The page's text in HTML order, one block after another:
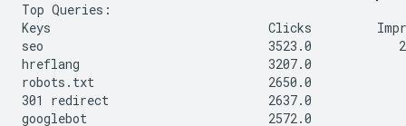
Top Queries:
Keys                              Clicks
seo                               3523.0
hreflang                          3207.0
robots.txt                        2650.0
301 redirect                      2637.0
googlebot                         2572.0